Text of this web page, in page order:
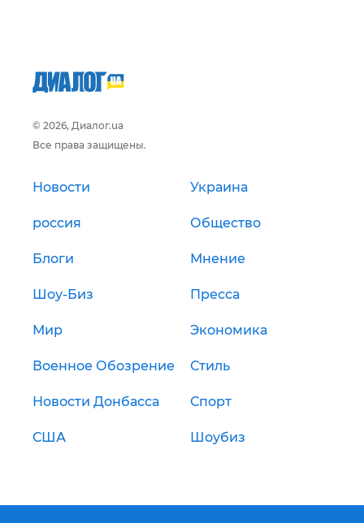
© 2026, Диалог.ua
Все права защищены.
Новости Украина
россия Общество
Блоги Мнение
Шоу-Биз Пресса
Мир Экономика
Военное Обозрение Стиль
Новости Донбасса Спорт
США Шоубиз